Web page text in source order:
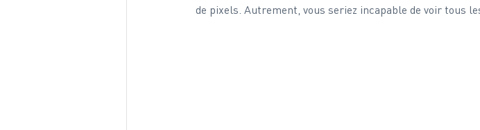
de pixels. Autrement, vous seriez incapable de voir tous